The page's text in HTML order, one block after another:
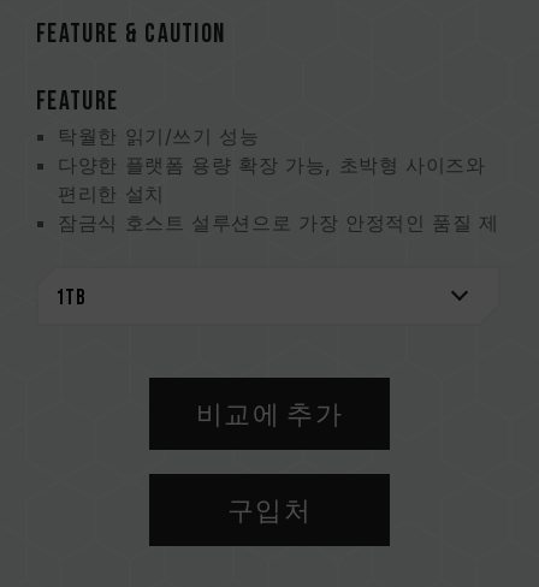
FEATURE & CAUTION
FEATURE
탁월한 읽기/쓰기 성능
다양한 플랫폼 용량 확장 가능, 초박형 사이즈와
편리한 설치
잠금식 호스트 설루션으로 가장 안정적인 품질 제
스마트 건강 모니터링 지킴이
대만 발명특허 (No.: I703921)
중국 실용 특허 (No.: CN 211019739 U)
대만 발명 특허 (No.: I751753)
비교에 추가
구입처